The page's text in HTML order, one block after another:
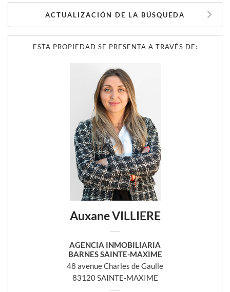
ESTA PROPIEDAD SE PRESENTA A TRAVÉS DE:
Auxane VILLIERE
AGENCIA INMOBILIARIA
BARNES SAINTE-MAXIME
48 avenue Charles de Gaulle
83120 SAINTE-MAXIME
ACTUALIZACIÓN DE LA BÚSQUEDA